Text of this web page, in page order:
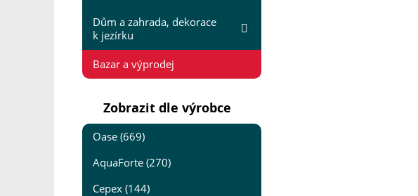
Dům a zahrada, dekorace
k jezírku
Bazar a výprodej
Zobrazit dle výrobce
Oase (669)
AquaForte (270)
Cepex (144)